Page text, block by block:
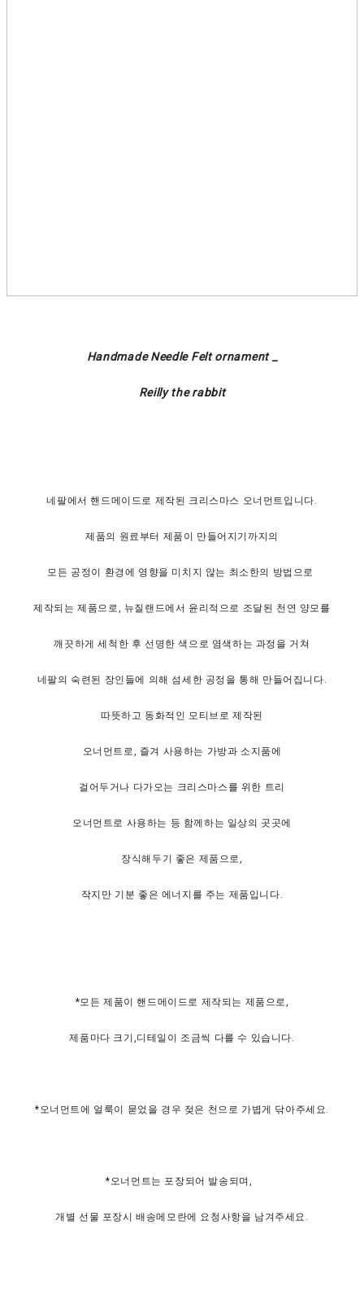
Handmade Needle Felt ornament _
Reilly the rabbit
네팔에서 핸드메이드로 제작된 크리스마스 오너먼트입니다.
제품의 원료부터 제품이 만들어지기까지의
모든 공정이 환경에 영향을 미치지 않는 최소한의 방법으로
제작되는 제품으로, 뉴질랜드에서 윤리적으로 조달된 천연 양모를
깨끗하게 세척한 후 선명한 색으로 염색하는 과정을 거쳐
네팔의 숙련된 장인들에 의해 섬세한 공정을 통해 만들어집니다.
따뜻하고 동화적인 모티브로 제작된
오너먼트로, 즐겨 사용하는 가방과 소지품에
걸어두거나 다가오는 크리스마스를 위한 트리
오너먼트로 사용하는 등 함께하는 일상의 곳곳에
장식해두기 좋은 제품으로,
작지만 기분 좋은 에너지를 주는 제품입니다.
*모든 제품이 핸드메이드로 제작되는 제품으로,
제품마다 크기,디테일이 조금씩 다를 수 있습니다.
*오너먼트에 얼룩이 묻었을 경우 젖은 천으로 가볍게 닦아주세요.
*오너먼트는 포장되어 발송되며,
개별 선물 포장시 배송메모란에 요청사항을 남겨주세요.